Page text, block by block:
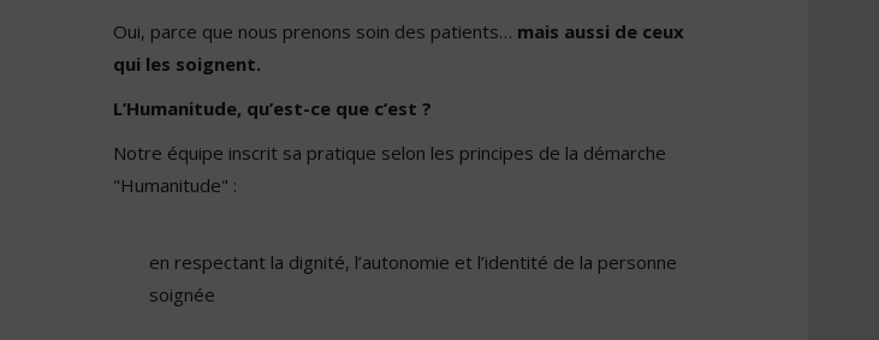
Oui, parce que nous prenons soin des patients… mais aussi de ceux
qui les soignent.
L’Humanitude, qu’est-ce que c’est ?
Notre équipe inscrit sa pratique selon les principes de la démarche
"Humanitude" :
en respectant la dignité, l’autonomie et l’identité de la personne
soignée